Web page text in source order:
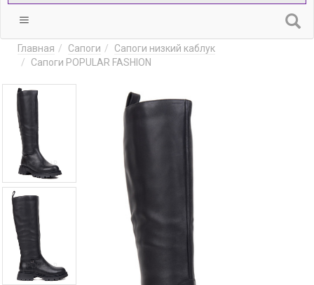
Главная Сапоги
Сапоги низкий каблук
Сапоги POPULAR FASHION